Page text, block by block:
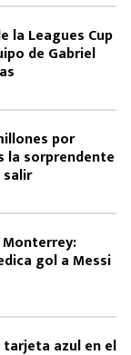
la Leagues Cup
de Gabriel
por
la sorprendente
gol a Messi
tarjeta azul en el